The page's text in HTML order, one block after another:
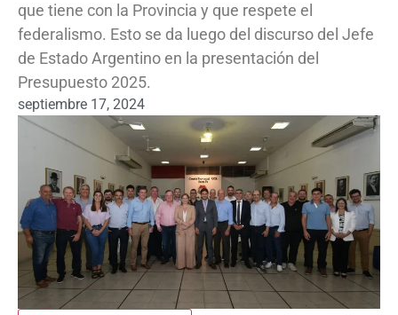
que tiene con la Provincia y que respete el
federalismo. Esto se da luego del discurso del Jefe
de Estado Argentino en la presentación del
Presupuesto 2025.
septiembre 17, 2024